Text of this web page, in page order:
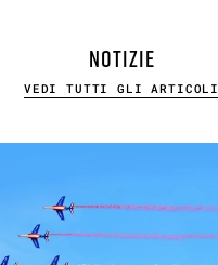
NOTIZIE
VEDI TUTTI GLI ARTICOLI